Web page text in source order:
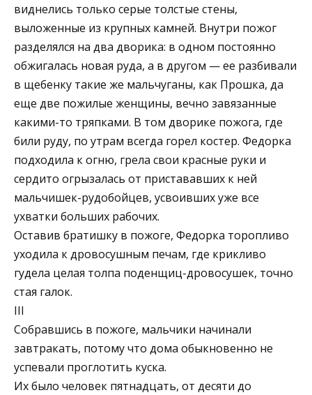
виднелись только серые толстые стены,
выложенные из крупных камней. Внутри пожог
разделялся на два дворика: в одном постоянно
обжигалась новая руда, а в другом — ее разбивали
в щебенку такие же мальчуганы, как Прошка, да
еще две пожилые женщины, вечно завязанные
какими-то тряпками. В том дворике пожога, где
били руду, по утрам всегда горел костер. Федорка
подходила к огню, грела свои красные руки и
сердито огрызалась от пристававших к ней
мальчишек-рудобойцев, усвоивших уже все
ухватки больших рабочих.
Оставив братишку в пожоге, Федорка торопливо
уходила к дровосушным печам, где крикливо
гудела целая толпа поденщиц-дровосушек, точно
стая галок.
III
Собравшись в пожоге, мальчики начинали
завтракать, потому что дома обыкновенно не
успевали проглотить куска.
Их было человек пятнадцать, от десяти до